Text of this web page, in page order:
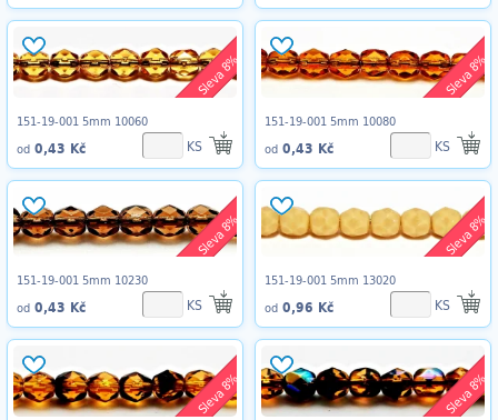
Sleva 8%
151-19-001 5mm 10060
od 0,43 Kč KS
Sleva 8%
151-19-001 5mm 10080
od 0,43 Kč KS
Sleva 8%
151-19-001 5mm 10230
od 0,43 Kč KS
Sleva 8%
151-19-001 5mm 13020
od 0,96 Kč KS
Sleva 8% Sleva 8%